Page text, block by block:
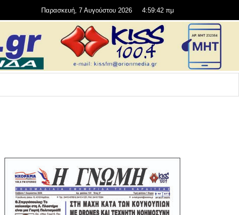
Παρασκευή, 7 Αυγούστου 2026 4:59:43 πμ